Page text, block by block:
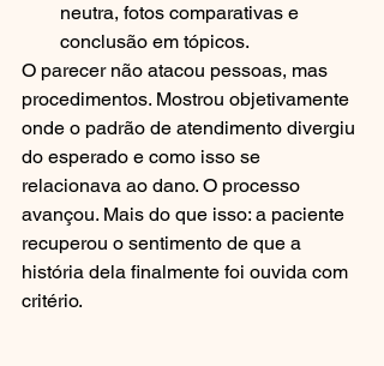
neutra, fotos comparativas e
conclusão em tópicos.
O parecer não atacou pessoas, mas
procedimentos. Mostrou objetivamente
onde o padrão de atendimento divergiu
do esperado e como isso se
relacionava ao dano. O processo
avançou. Mais do que isso: a paciente
recuperou o sentimento de que a
história dela finalmente foi ouvida com
critério.